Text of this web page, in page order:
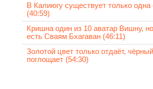
В Калиюгу существует только
(40:59)
Кришна один из 10 аватар Вишну,
есть Сваям Бхагаван (46:11)
Золотой цвет только отдаёт,
поглощает (54:30)